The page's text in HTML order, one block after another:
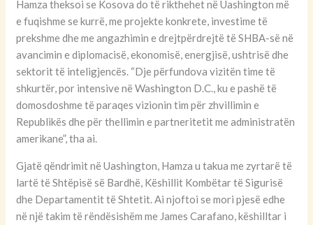
Hamza theksoi se Kosova do të rikthehet në Uashington më
e fuqishme se kurrë, me projekte konkrete, investime të
prekshme dhe me angazhimin e drejtpërdrejtë të SHBA-së në
avancimin e diplomacisë, ekonomisë, energjisë, ushtrisë dhe
sektorit të inteligjencës. “Dje përfundova vizitën time të
shkurtër, por intensive në Washington D.C., ku e pashë të
domosdoshme të paraqes vizionin tim për zhvillimin e
Republikës dhe për thellimin e partneritetit me administratën
amerikane”, tha ai.
Gjatë qëndrimit në Uashington, Hamza u takua me zyrtarë të
lartë të Shtëpisë së Bardhë, Këshillit Kombëtar të Sigurisë
dhe Departamentit të Shtetit. Ai njoftoi se mori pjesë edhe
në një takim të rëndësishëm me James Carafano, këshilltar i